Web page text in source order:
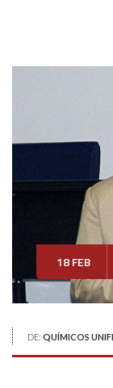
18 FEB
DE: QUÍMICOS